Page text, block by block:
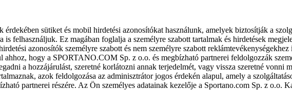
sütiket és mobil hirdetési azonosítókat használunk, amelyek biztosítják a
is felhasználjuk. Ez magában foglalja a személyre szabott tartalmak és hirdetések
azonosítók személyre szabott és nem személyre szabott
hogy a SPORTANO.COM Sp. z o.o. és megbízható partnerei feldolgozzák
a hozzájárulást, szeretné korlátozni annak terjedelmét, vagy vissza szeretné vonni
azok feldolgozása az adminisztrátor jogos érdekén alapul, amely a
partnerei részére. Az Ön személyes adatainak kezelője a Sportano.com Sp. z o.o.